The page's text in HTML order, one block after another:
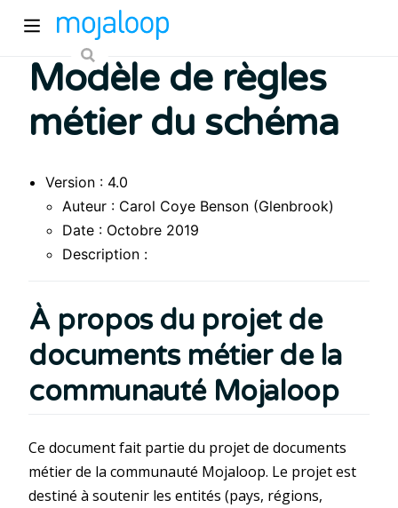
new window)
Modèle de règles
métier du schéma
Version : 4.0
Auteur : Carol Coye Benson (Glenbrook)
Date : Octobre 2019
Description :
À propos du projet de
documents métier de la
communauté Mojaloop
Ce document fait partie du projet de documents
métier de la communauté Mojaloop. Le projet est
destiné à soutenir les entités (pays, régions,